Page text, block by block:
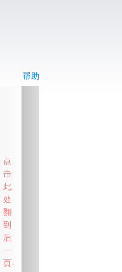
帮助
点
击
此
处
翻
到
后
一
页-